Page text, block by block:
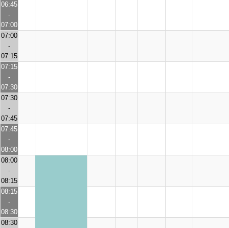
06:45
-
07:00
07:00
-
07:15
07:15
-
07:30
07:30
-
07:45
07:45
-
08:00
08:00
-
08:15
08:15
-
08:30
08:30